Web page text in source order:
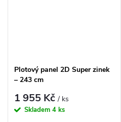
Plotový panel 2D Super zinek
– 243 cm
1 955 Kč/ ks
Skladem 4 ks